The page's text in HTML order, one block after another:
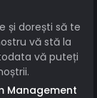
și dorești să te
vă stă la
vă puteți
Management